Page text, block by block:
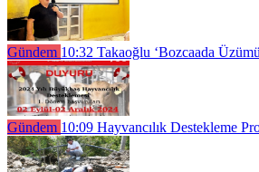
Gündem 10:32 Takaoğlu ‘Bozcaada
Gündem 10:09 Hayvancılık Destekleme